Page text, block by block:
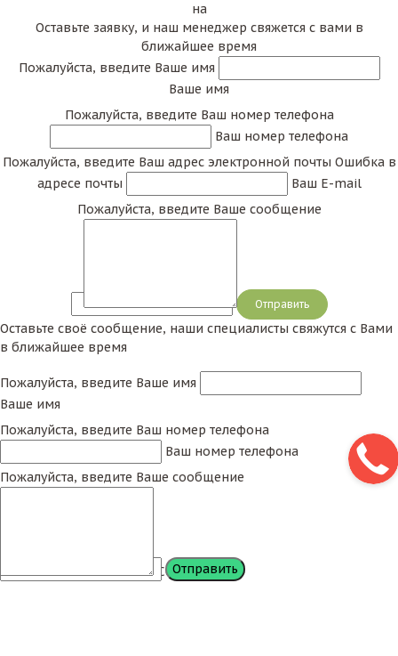
на
Оставьте заявку, и наш менеджер свяжется с вами в
ближайшее время
Пожалуйста, введите Ваше имя
Ваше имя
Пожалуйста, введите Ваш номер телефона
Ваш номер телефона
Пожалуйста, введите Ваш адрес электронной почты Ошибка в
адресе почты
Ваш E-mail
Пожалуйста, введите Ваше сообщение
Сообщение
Оставьте своё сообщение, наши специалисты свяжутся с Вами
в ближайшее время
Пожалуйста, введите Ваше имя
Ваше имя
Пожалуйста, введите Ваш номер телефона
Ваш номер телефона
Пожалуйста, введите Ваше сообщение
Сообщение